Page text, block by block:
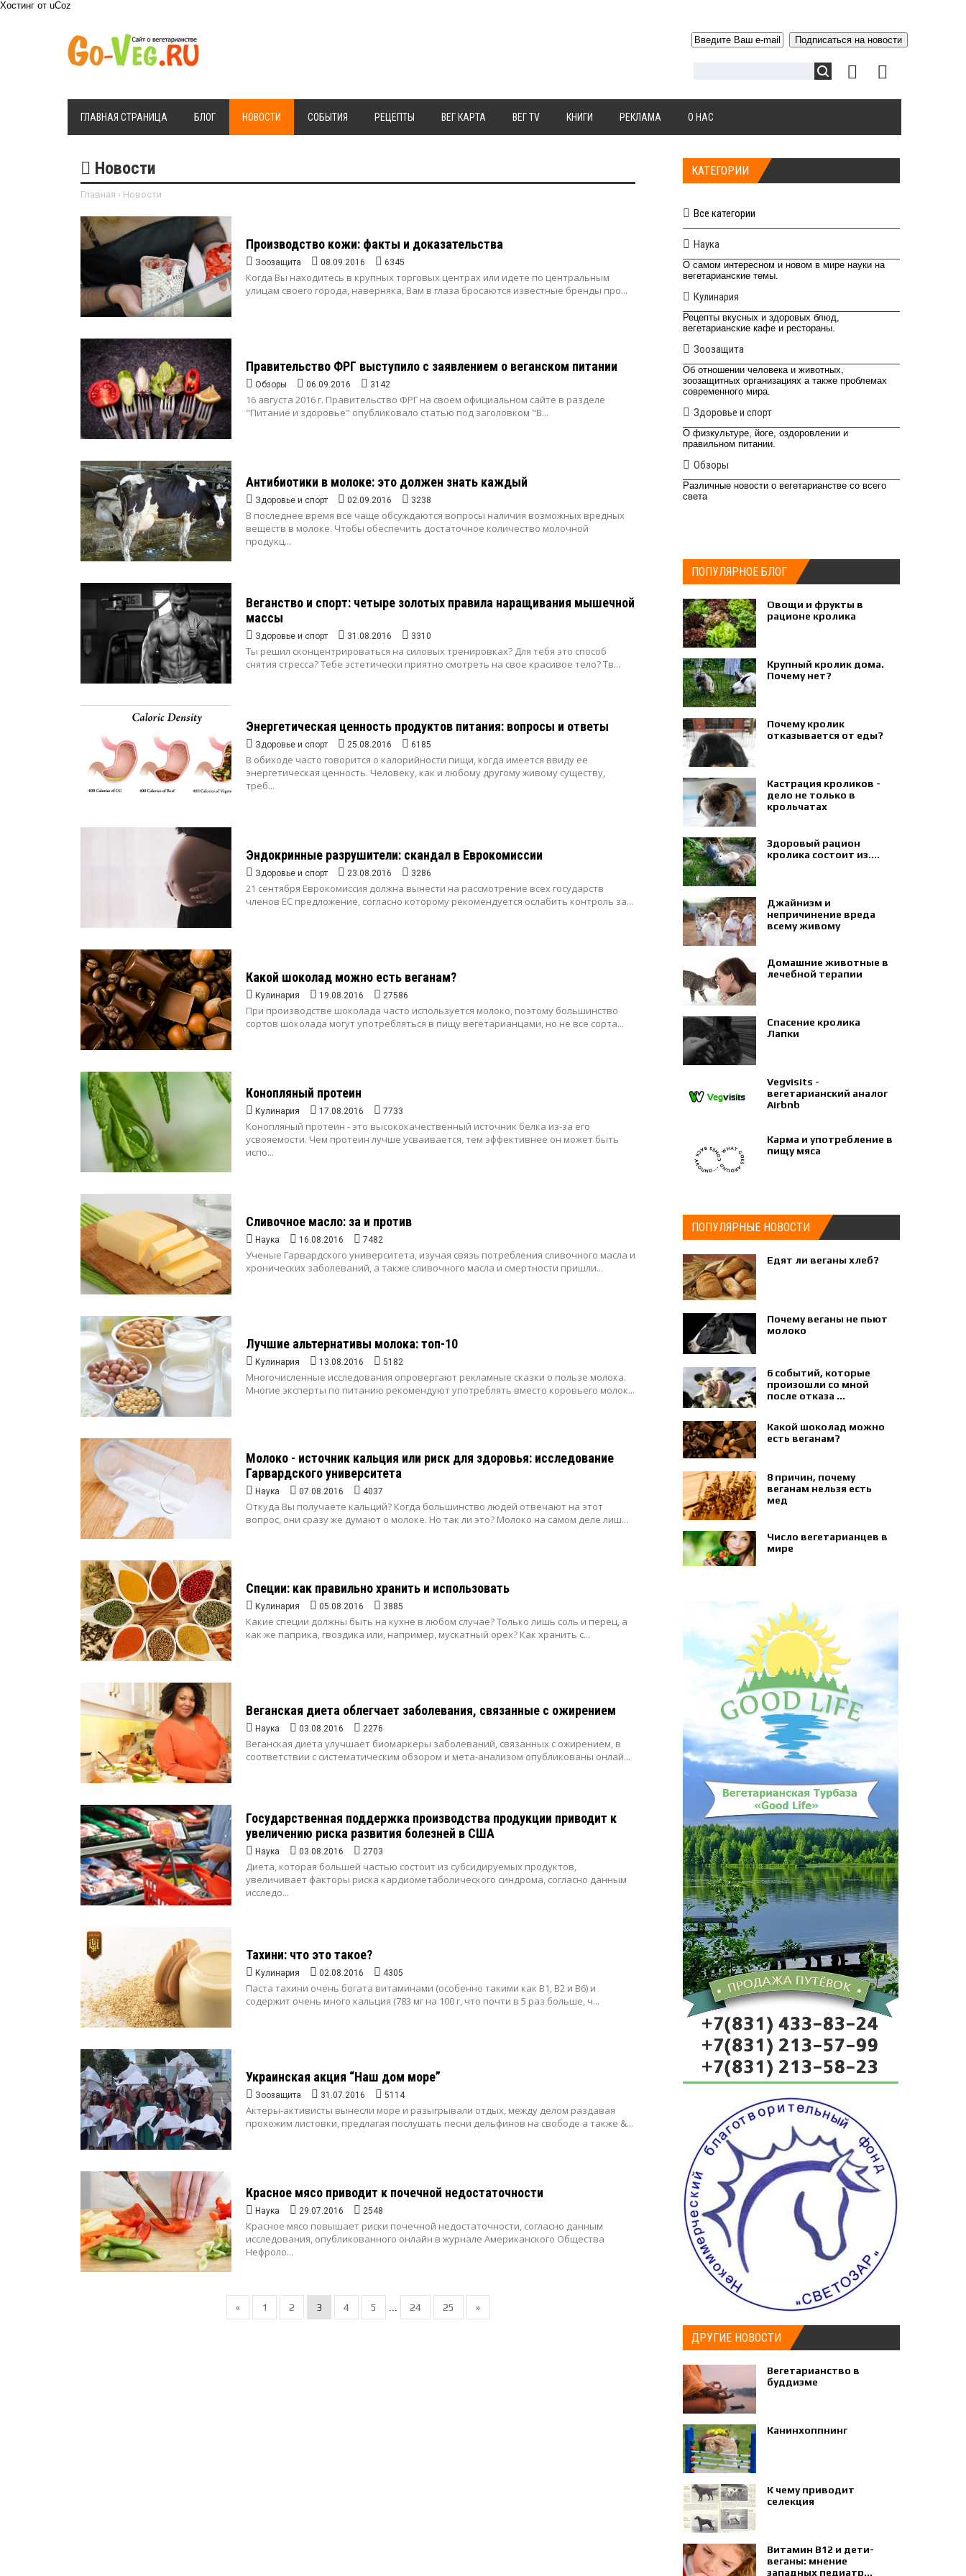
Хостинг от uCoz
ГЛАВНАЯ СТРАНИЦА БЛОГ НОВОСТИ СОБЫТИЯ РЕЦЕПТЫ ВЕГ КАРТА ВЕГ TV КНИГИ РЕКЛАМА О НАС
Новости
Главная › Новости
Производство кожи: факты и доказательства
Зоозащита 08.09.2016 6345
Когда Вы находитесь в крупных торговых центрах или идете по центральным
улицам своего города, наверняка, Вам в глаза бросаются известные бренды про...
Правительство ФРГ выступило с заявлением о веганском питании
Обзоры 06.09.2016 3142
16 августа 2016 г. Правительство ФРГ на своем официальном сайте в разделе
"Питание и здоровье" опубликовало статью под заголовком "В...
Антибиотики в молоке: это должен знать каждый
Здоровье и спорт 02.09.2016 3238
В последнее время все чаще обсуждаются вопросы наличия возможных вредных
веществ в молоке. Чтобы обеспечить достаточное количество молочной
продукц...
Веганство и спорт: четыре золотых правила наращивания мышечной
массы
Здоровье и спорт 31.08.2016 3310
Ты решил сконцентрироваться на силовых тренировках? Для тебя это способ
снятия стресса? Тебе эстетически приятно смотреть на свое красивое тело? Тв...
Энергетическая ценность продуктов питания: вопросы и ответы
Здоровье и спорт 25.08.2016 6185
В обиходе часто говорится о калорийности пищи, когда имеется ввиду ее
энергетическая ценность. Человеку, как и любому другому живому существу,
треб...
Эндокринные разрушители: скандал в Еврокомиссии
Здоровье и спорт 23.08.2016 3286
21 сентября Еврокомиссия должна вынести на рассмотрение всех государств
членов ЕС предложение, согласно которому рекомендуется ослабить контроль за...
Какой шоколад можно есть веганам?
Кулинария 19.08.2016 27586
При производстве шоколада часто используется молоко, поэтому большинство
сортов шоколада могут употребляться в пищу вегетарианцами, но не все сорта...
Конопляный протеин
Кулинария 17.08.2016 7733
Конопляный протеин - это высококачественный источник белка из-за его
усвояемости. Чем протеин лучше усваивается, тем эффективнее он может быть
испо...
Сливочное масло: за и против
Наука 16.08.2016 7482
Ученые Гарвардского университета, изучая связь потребления сливочного масла и
хронических заболеваний, а также сливочного масла и смертности пришли...
Лучшие альтернативы молока: топ-10
Кулинария 13.08.2016 5182
Многочисленные исследования опровергают рекламные сказки о пользе молока.
Многие эксперты по питанию рекомендуют употреблять вместо коровьего молок...
Молоко - источник кальция или риск для здоровья: исследование
Гарвардского университета
Наука 07.08.2016 4037
Откуда Вы получаете кальций? Когда большинство людей отвечают на этот
вопрос, они сразу же думают о молоке. Но так ли это? Молоко на самом деле лиш...
Специи: как правильно хранить и использовать
Кулинария 05.08.2016 3885
Какие специи должны быть на кухне в любом случае? Только лишь соль и перец, а
как же паприка, гвоздика или, например, мускатный орех? Как хранить с...
Веганская диета облегчает заболевания, связанные с ожирением
Наука 03.08.2016 2276
Веганская диета улучшает биомаркеры заболеваний, связанных с ожирением, в
соответствии с систематическим обзором и мета-анализом опубликованы онлай...
Государственная поддержка производства продукции приводит к
увеличению риска развития болезней в США
Наука 03.08.2016 2703
Диета, которая большей частью состоит из субсидируемых продуктов,
увеличивает факторы риска кардиометаболического синдрома, согласно данным
исследо...
Тахини: что это такое?
Кулинария 02.08.2016 4305
Паста тахини очень богата витаминами (особенно такими как B1, B2 и B6) и
содержит очень много кальция (783 мг на 100 г, что почти в 5 раз больше, ч...
Украинская акция “Наш дом море”
Зоозащита 31.07.2016 5114
Актеры-активисты вынесли море и разыгрывали отдых, между делом раздавая
прохожим листовки, предлагая послушать песни дельфинов на свободе а также &...
Красное мясо приводит к почечной недостаточности
Наука 29.07.2016 2548
Красное мясо повышает риски почечной недостаточности, согласно данным
исследования, опубликованного онлайн в журнале Американского Общества
Нефроло...
« 1 2 3 4 5 ... 24 25 »
КАТЕГОРИИ
Все категории
Наука
О самом интересном и новом в мире науки на
вегетарианские темы.
Кулинария
Рецепты вкусных и здоровых блюд,
вегетарианские кафе и рестораны.
Зоозащита
Об отношении человека и животных,
зоозащитных организациях а также проблемах
современного мира.
Здоровье и спорт
О физкультуре, йоге, оздоровлении и
правильном питании.
Обзоры
Различные новости о вегетарианстве со всего
света
ПОПУЛЯРНОЕ БЛОГ
Овощи и фрукты в
рационе кролика
Крупный кролик дома.
Почему нет?
Почему кролик
отказывается от еды?
Кастрация кроликов -
дело не только в
крольчатах
Здоровый рацион
кролика состоит из....
Джайнизм и
непричинение вреда
всему живому
Домашние животные в
лечебной терапии
Спасение кролика
Лапки
Vegvisits -
вегетарианский аналог
Airbnb
Карма и употребление в
пищу мяса
ПОПУЛЯРНЫЕ НОВОСТИ
Едят ли веганы хлеб?
Почему веганы не пьют
молоко
6 событий, которые
произошли со мной
после отказа ...
Какой шоколад можно
есть веганам?
8 причин, почему
веганам нельзя есть
мед
Число вегетарианцев в
мире
ДРУГИЕ НОВОСТИ
Вегетарианство в
буддизме
Канинхоппнинг
К чему приводит
селекция
Витамин B12 и дети-
веганы: мнение
западных педиатр...